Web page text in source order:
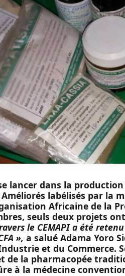
lancer dans la
labélisés par la
Africaine de la
seuls deux projets
le CEMAPI a été
», a salué Adama Yoro
et du Commerce.
de la pharmacopée
à la médecine